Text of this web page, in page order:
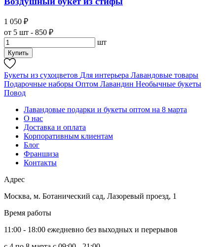
1 050 ₽
от 5 шт - 850 ₽
шт
Купить
Букеты из сухоцветов Для интерьера Лавандовые товары
Подарочные наборы Оптом Лавандин Необычные букеты
Повод
Лавандовые подарки и букеты оптом на 8 марта
О нас
Доставка и оплата
Корпоративным клиентам
Блог
Франшиза
Контакты
Адрес
Москва, м. Ботанический сад, Лазоревый проезд, 1
Время работы
11:00 - 18:00 ежедневно без выходных и перерывов